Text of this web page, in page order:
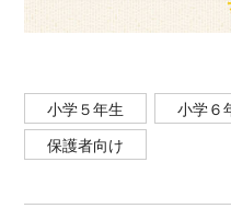
小学５年生 小学６
保護者向け